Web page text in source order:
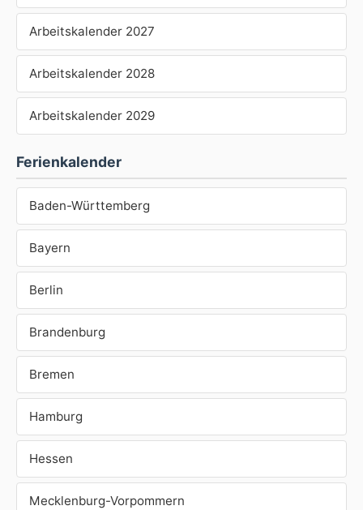
Arbeitskalender 2027
Arbeitskalender 2028
Arbeitskalender 2029
Ferienkalender
Baden-Württemberg
Bayern
Berlin
Brandenburg
Bremen
Hamburg
Hessen
Mecklenburg-Vorpommern